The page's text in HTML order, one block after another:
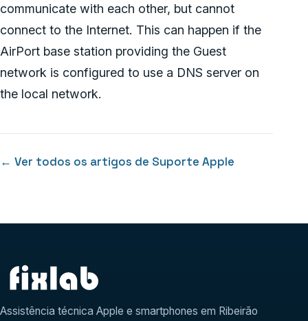
communicate with each other, but cannot
connect to the Internet. This can happen if the
AirPort base station providing the Guest
network is configured to use a DNS server on
the local network.
← Ver todos os artigos de Suporte Apple
Assistência técnica Apple e smartphones em Ribeirão